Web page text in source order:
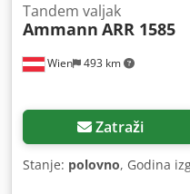
Wien 493 km
Tandem valjak
Ammann ARR 1585
Zatraži
Stanje: polovno, Godina